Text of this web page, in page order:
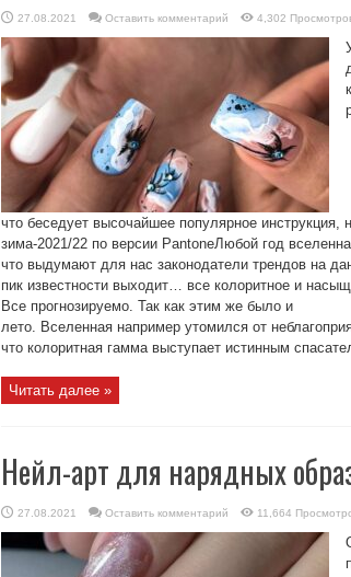
27.08.2021 Оставить комментарий 4,302
что беседует высочайшее популярное инструкция,
зима-2021/22 по версии PantoneЛюбой год
что выдумают для нас законодатели трендов на
пик известности выходит… все колоритное и
Все прогнозируемо. Так как этим же было и
лето. Вселенная например утомился от
что колоритная гамма выступает истинным
Читать далее »
Нейл-арт для нарядных
27.08.2021 Оставить комментарий 11,664